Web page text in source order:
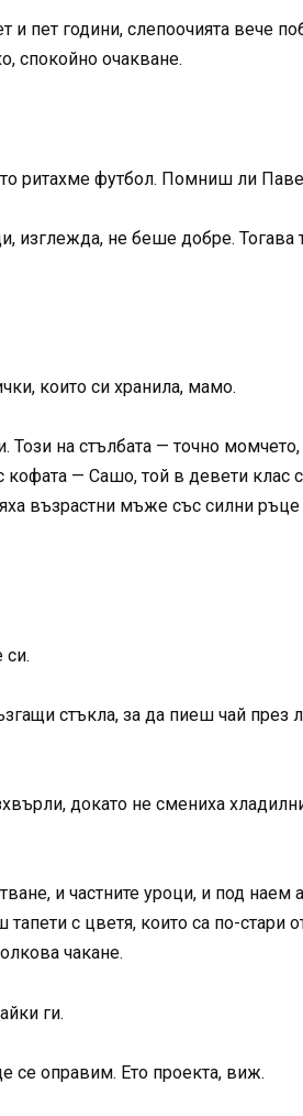
пет години, слепоочията вече
спокойно очакване.
ритахме футбол. Помниш ли
изглежда, не беше добре. Тогава
които си хранила, мамо.
Този на стълбата — точно
— Сашо, той в девети клас
възрастни мъже със силни
си.
стъкла, за да пиеш чай през
докато не смениха
и частните уроци, и под наем
с цветя, които са по-стари
чакане.
ги.
се оправим. Ето проекта, виж.